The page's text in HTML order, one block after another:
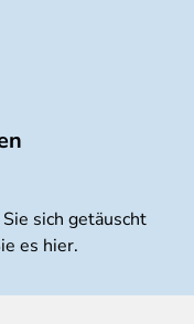
sich getäuscht
es hier.